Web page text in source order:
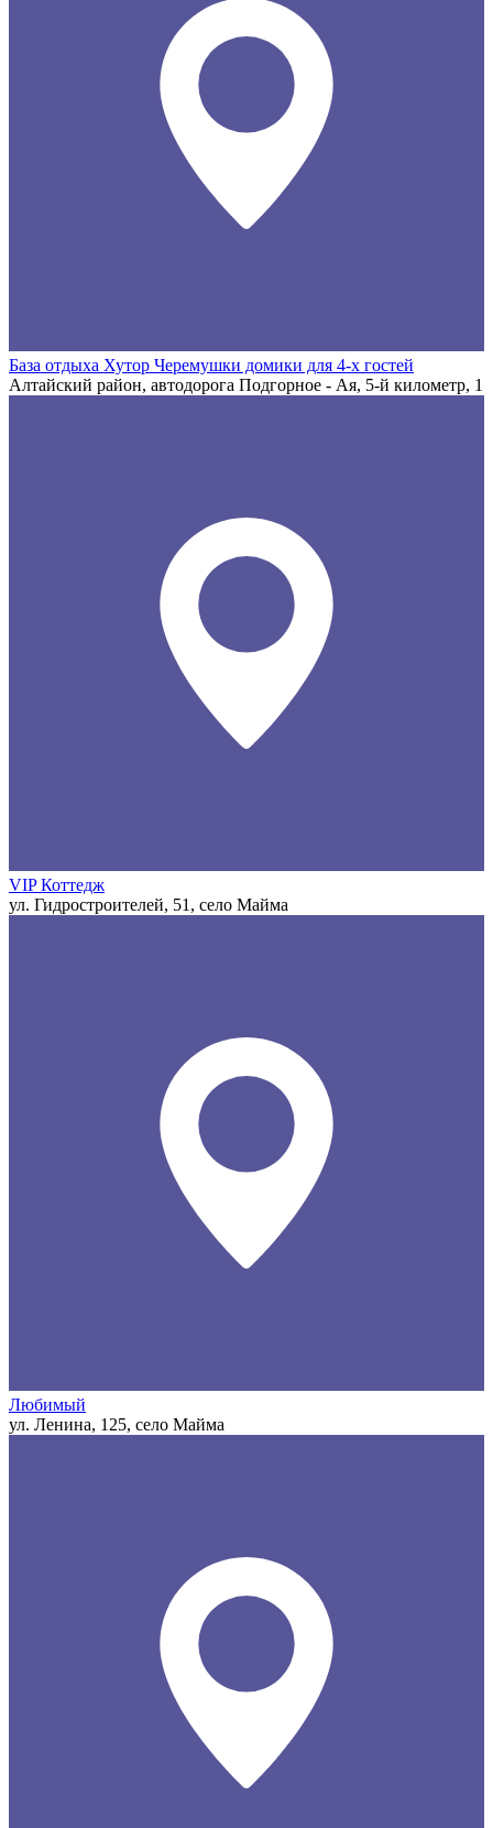
База отдыха Хутор Черемушки домики для 4-х гостей
Алтайский район, автодорога Подгорное - Ая, 5-й километр, 1
VIP Коттедж
ул. Гидростроителей, 51, село Майма
Любимый
ул. Ленина, 125, село Майма